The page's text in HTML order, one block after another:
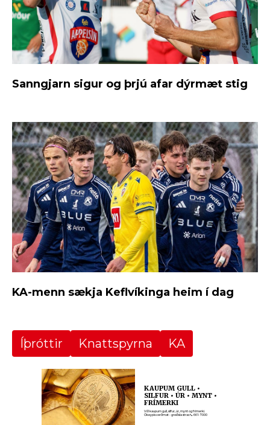
Sanngjarn sigur og þrjú afar dýrmæt stig
KA-menn sækja Keflvíkinga heim í dag
Íþróttir Knattspyrna KA